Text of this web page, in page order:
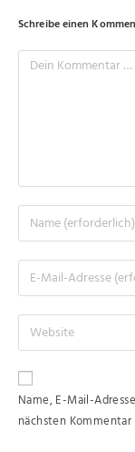
Schreibe einen
Name, E-Mail-
nächsten Kommentar